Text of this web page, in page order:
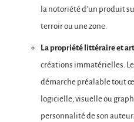
la notoriété d’un produit
terroir ou une zone.
La propriété littéraire et
créations immatérielles. Le
démarche préalable tout
logicielle, visuelle ou
personnalité de son